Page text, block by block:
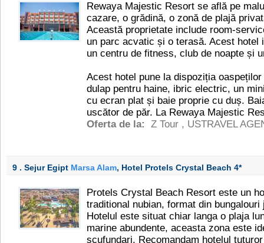
Rewaya Majestic Resort se află pe
cazare, o grădină, o zonă de plajă
Această proprietate include room-
un parc acvatic și o terasă. Acest hotel
un centru de fitness, club de noapte și
Acest hotel pune la dispoziția
dulap pentru haine, ibric electric, un
cu ecran plat și baie proprie cu duș.
uscător de păr. La Rewaya Majestic
Oferta de la:
Z Tour , USTRAVEL
9 . Sejur Egipt Marsa Alam, Hotel Protels Crystal Beach 4*
Protels Crystal Beach Resort este un
traditional nubian, format din
Hotelul este situat chiar langa o plaja
marine abundente, aceasta zona este
scufundari. Recomandam hotelul